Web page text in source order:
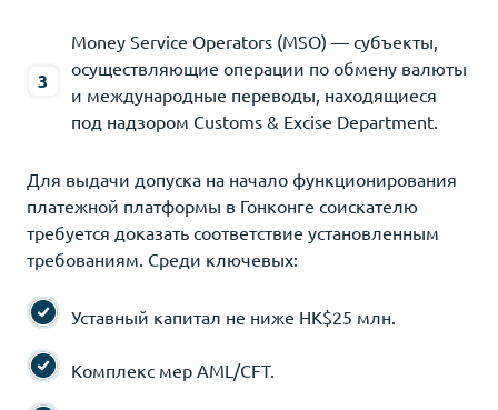
Money Service Operators (MSO) — субъекты,
осуществляющие операции по обмену валюты
и международные переводы, находящиеся
под надзором Customs & Excise Department.
Для выдачи допуска на начало функционирования
платежной платформы в Гонконге соискателю
требуется доказать соответствие установленным
требованиям. Среди ключевых:
Уставный капитал не ниже HK$25 млн.
Комплекс мер AML/CFT.